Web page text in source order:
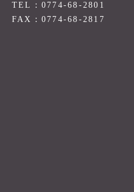
TEL：0774-68-2801
FAX：0774-68-2817